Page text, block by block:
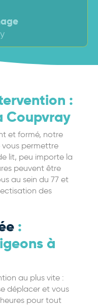
:
Coupvray
et formé, notre
permettre
lit, peu importe la
peuvent être
au sein du 77 et
des
:
à
au plus vite :
déplacer et vous
pour tout